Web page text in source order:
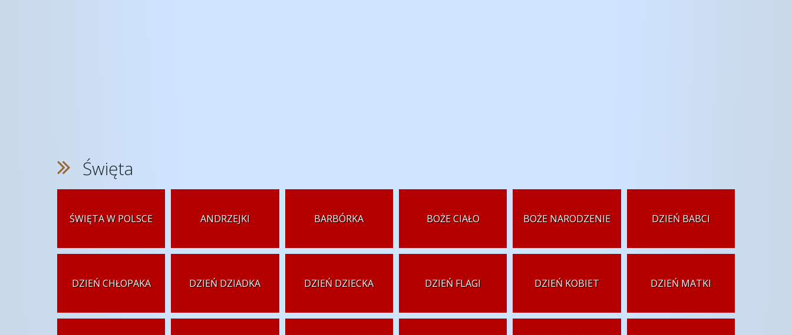
Święta
ŚWIĘTA W POLSCE ANDRZEJKI BARBÓRKA BOŻE CIAŁO BOŻE NARODZENIE DZIEŃ BABCI
DZIEŃ CHŁOPAKA DZIEŃ DZIADKA DZIEŃ DZIECKA DZIEŃ FLAGI DZIEŃ KOBIET DZIEŃ MATKI